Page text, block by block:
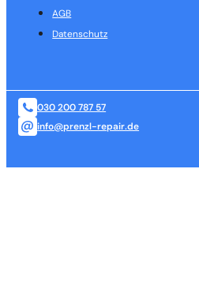
AGB
Datenschutz
030 200 787 57
info@prenzl-repair.de